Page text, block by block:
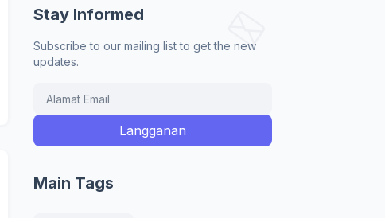
Stay Informed
Subscribe to our mailing list to get the new
updates.
Main Tags